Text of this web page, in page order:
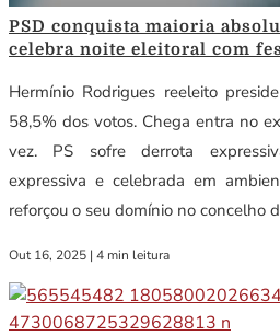
PSD conquista maioria
celebra noite eleitoral com
Hermínio Rodrigues reeleito
58,5% dos votos. Chega entra no
vez. PS sofre derrota
expressiva e celebrada em
reforçou o seu domínio no concelho
Out 16, 2025 | 4 min leitura